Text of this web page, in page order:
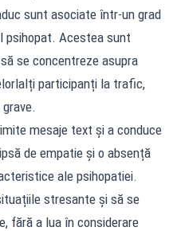
sunt asociate într-un grad
psihopat. Acestea sunt
se concentreze asupra
participanți la trafic,
mesaje text și a conduce
de empatie și o absență
ale psihopatiei.
stresante și să se
fără a lua în considerare